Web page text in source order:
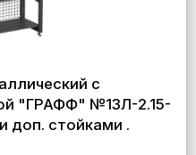
с
"ГРАФФ" №13Л-2.15-
доп. стойками .